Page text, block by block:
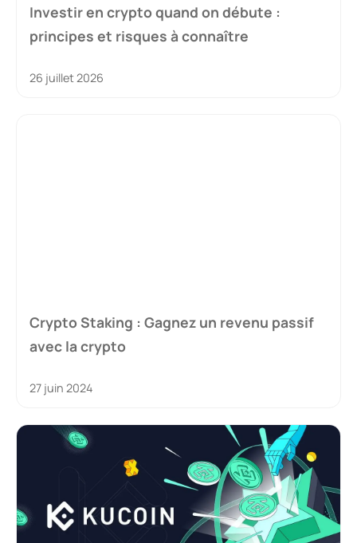
Investir en crypto quand on débute :
principes et risques à connaître
26 juillet 2026
Crypto Staking : Gagnez un revenu passif
avec la crypto
27 juin 2024